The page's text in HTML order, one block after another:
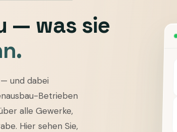
— was sie
und dabei
Betrieben
alle Gewerke,
Hier sehen Sie,